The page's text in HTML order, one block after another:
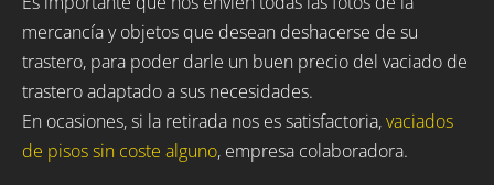
mercancía y objetos que desean deshacerse de su
trastero, para poder darle un buen precio del vaciado de
trastero adaptado a sus necesidades.
En ocasiones, si la retirada nos es satisfactoria,vaciados
de pisos sin coste alguno, empresa colaboradora.